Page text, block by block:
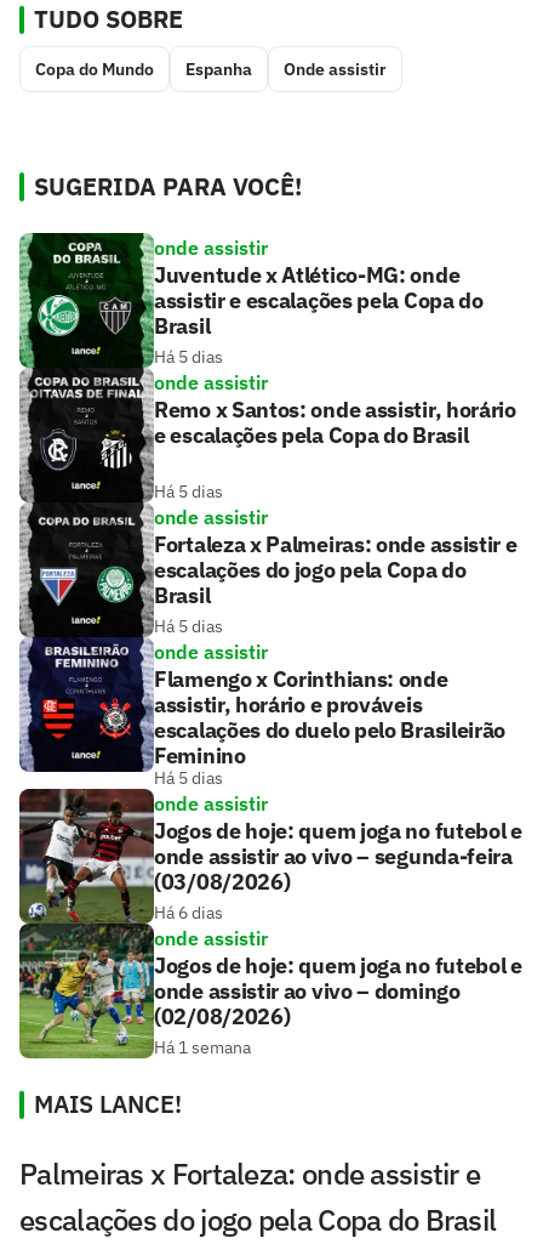
TUDO SOBRE
Copa do Mundo Espanha Onde assistir
SUGERIDA PARA VOCÊ!
onde assistir
Juventude x Atlético-MG: onde
assistir e escalações pela Copa do
Brasil
Há 5 dias
onde assistir
Remo x Santos: onde assistir, horário
e escalações pela Copa do Brasil
Há 5 dias
onde assistir
Fortaleza x Palmeiras: onde assistir e
escalações do jogo pela Copa do
Brasil
Há 5 dias
onde assistir
Flamengo x Corinthians: onde
assistir, horário e prováveis
escalações do duelo pelo Brasileirão
Feminino
Há 5 dias
onde assistir
Jogos de hoje: quem joga no futebol e
onde assistir ao vivo – segunda-feira
(03/08/2026)
Há 6 dias
onde assistir
Jogos de hoje: quem joga no futebol e
onde assistir ao vivo – domingo
(02/08/2026)
Há 1 semana
MAIS LANCE!
Palmeiras x Fortaleza: onde assistir e
escalações do jogo pela Copa do Brasil